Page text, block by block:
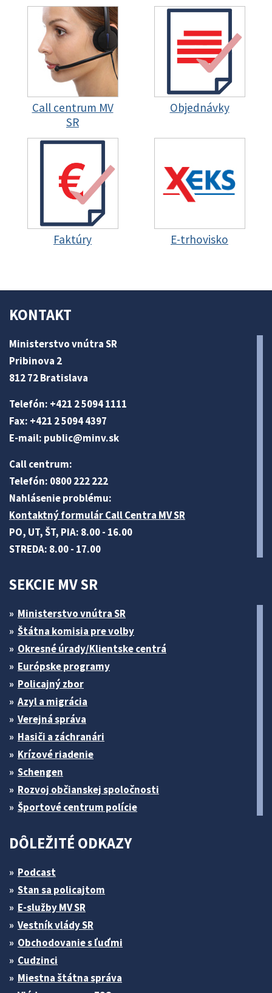
Call centrum MV
SR
Objednávky
Faktúry E-trhovisko
KONTAKT
Ministerstvo vnútra SR
Pribinova 2
812 72 Bratislava
Telefón: +421 2 5094 1111
Fax: +421 2 5094 4397
E-mail: public@minv.sk
Call centrum:
Telefón: 0800 222 222
Nahlásenie problému:
Kontaktný formulár Call Centra MV SR
PO, UT, ŠT, PIA: 8.00 - 16.00
STREDA: 8.00 - 17.00
SEKCIE MV SR
Ministerstvo vnútra SR
Štátna komisia pre volby
Okresné úrady/Klientske centrá
Európske programy
Policajný zbor
Azyl a migrácia
Verejná správa
Hasiči a záchranári
Krízové riadenie
Schengen
Rozvoj občianskej spoločnosti
Športové centrum polície
DÔLEŽITÉ ODKAZY
Podcast
Stan sa policajtom
E-služby MV SR
Vestník vlády SR
Obchodovanie s ľuďmi
Cudzinci
Miestna štátna správa